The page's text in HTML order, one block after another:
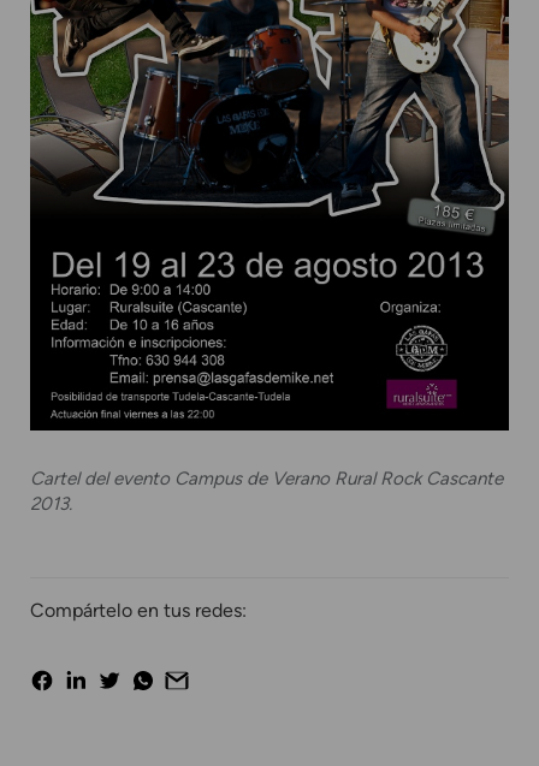
Cartel del evento Campus de Verano Rural Rock Cascante
2013.
Compártelo en tus redes: